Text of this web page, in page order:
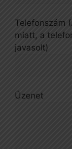
Telefonszám
miatt, a
javasolt)
Üzenet